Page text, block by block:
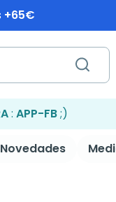
+65€
: APP-FB;)
Novedades